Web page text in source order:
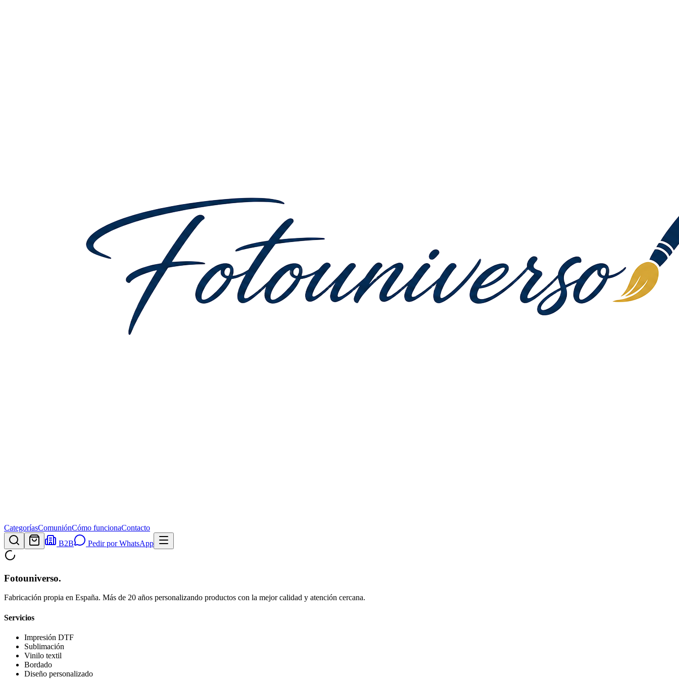
CategoríasComuniónCómo funcionaContacto
B2B
Pedir por WhatsApp
Fotouniverso.
Fabricación propia en España. Más de 20 años personalizando productos con la mejor calidad y atención cercana.
Servicios
Impresión DTF
Sublimación
Vinilo textil
Bordado
Diseño personalizado